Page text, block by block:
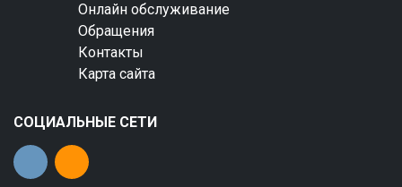
Онлайн обслуживание
Обращения
Контакты
Карта сайта
СОЦИАЛЬНЫЕ СЕТИ